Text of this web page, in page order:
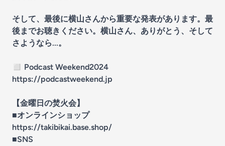
そして、最後に横山さんから重要な発表があります。最
後までお聴きください。横山さん、ありがとう、そして
さようなら...。
◻️ Podcast Weekend2024
https://podcastweekend.jp
【金曜日の焚火会】
■オンラインショップ
https://takibikai.base.shop/
■SNS